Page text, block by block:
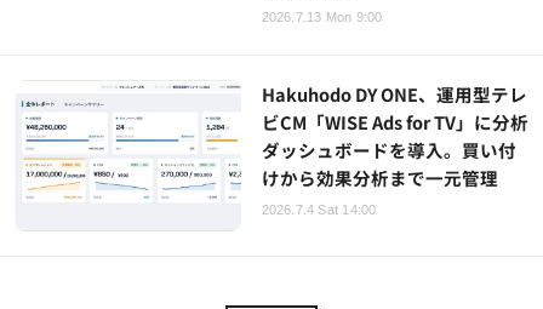
2026.7.13 Mon 9:00
Hakuhodo DY ONE、運用型テレ
ビCM「WISE Ads for TV」に分析
ダッシュボードを導入。買い付
けから効果分析まで一元管理
2026.7.4 Sat 14:00